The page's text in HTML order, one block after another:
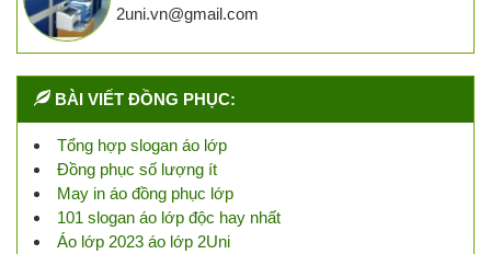
2uni.vn@gmail.com
BÀI VIẾT ĐỒNG PHỤC:
Tổng hợp slogan áo lớp
Đồng phục số lượng ít
May in áo đồng phục lớp
101 slogan áo lớp độc hay nhất
Áo lớp 2023 áo lớp 2Uni